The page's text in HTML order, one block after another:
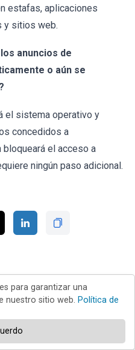
estafas, aplicaciones
y sitios web.
anuncios de
o aún se
el sistema operativo y
concedidos a
bloqueará el acceso a
ningún paso adicional.
para garantizar una
nuestro sitio web. Política de